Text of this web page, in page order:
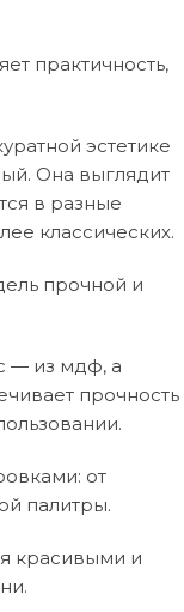
практичность,
эстетике
Она выглядит
в разные
классических.
прочной и
— из мдф, а
прочность
от
палитры.
красивыми и